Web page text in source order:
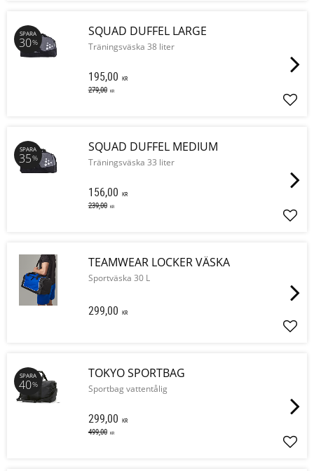
SQUAD DUFFEL LARGE
Träningsväska 38 liter
195,00 KR
279,00 KR
SPARA
30%
SQUAD DUFFEL MEDIUM
Träningsväska 33 liter
156,00 KR
239,00 KR
SPARA
35%
TEAMWEAR LOCKER VÄSKA
Sportväska 30 L
299,00 KR
TOKYO SPORTBAG
Sportbag vattentålig
299,00 KR
499,00 KR
SPARA
40%